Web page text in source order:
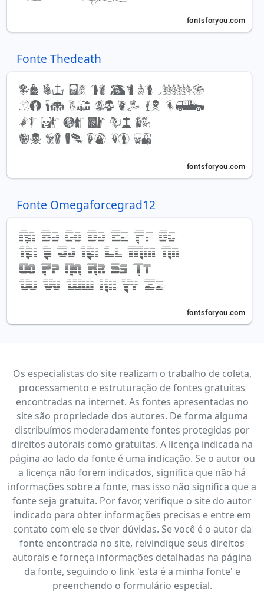
Fonte Thedeath
Fonte Omegaforcegrad12
Os especialistas do site realizam o trabalho de coleta,
processamento e estruturação de fontes gratuitas
encontradas na internet. As fontes apresentadas no
site são propriedade dos autores. De forma alguma
distribuímos moderadamente fontes protegidas por
direitos autorais como gratuitas. A licença indicada na
página ao lado da fonte é uma indicação. Se o autor ou
a licença não forem indicados, significa que não há
informações sobre a fonte, mas isso não significa que a
fonte seja gratuita. Por favor, verifique o site do autor
indicado para obter informações precisas e entre em
contato com ele se tiver dúvidas. Se você é o autor da
fonte encontrada no site, reivindique seus direitos
autorais e forneça informações detalhadas na página
da fonte, seguindo o link 'esta é a minha fonte' e
preenchendo o formulário especial.